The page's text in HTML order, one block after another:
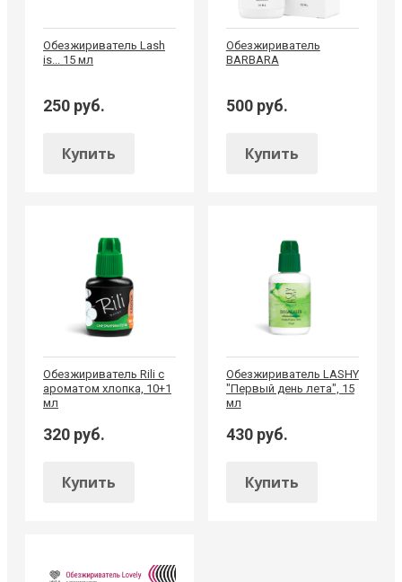
Обезжириватель Lash
is... 15 мл
250 руб.
Купить
Обезжириватель
BARBARA
500 руб.
Купить
Обезжириватель Rili с
ароматом хлопка, 10+1
мл
320 руб.
Купить
Обезжириватель LASHY
"Первый день лета", 15
мл
430 руб.
Купить